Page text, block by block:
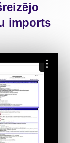
imports